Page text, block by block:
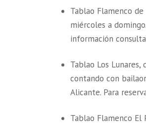
Tablao Flamenco de
miércoles a
información
Tablao Los
contando con
Alicante. Para
Tablao Flamenco El